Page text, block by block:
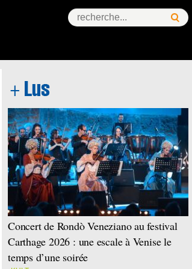
Concert de Rondò Veneziano au festival
Carthage 2026 : une escale à Venise le
temps d’une soirée